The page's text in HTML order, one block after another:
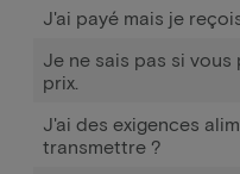
J'ai payé mais je
Je ne sais pas si
prix.
J'ai des exigences
transmettre ?